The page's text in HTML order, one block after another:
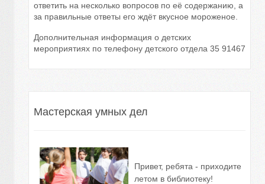
ответить на несколько вопросов по её содержанию, а
за правильные ответы его ждёт вкусное мороженое.
Дополнительная информация о детских
мероприятиях по телефону детского отдела 35 91467
Мастерская умных дел
Привет, ребята - приходите
летом в библиотеку!